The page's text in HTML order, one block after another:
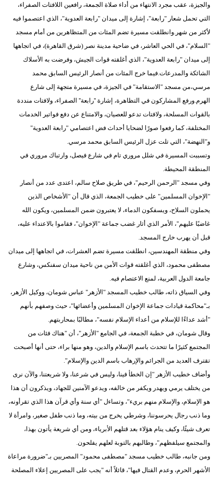
وتكنولوجيا
بيئة
مدوَّنات
سيارات
والجيزة، عقب مجرد الانتهاء من أداء صلاة الجمعة، رافعين اللافتات الصفراء،
التي تحمل شعار "رابعة"، إشارة إلى ميدان "رابعة العدوية"، الذي اعتصموا فيه
لأكثر من شهر.وانطلقت مسيرة تضم المئات من المتظاهرين من أمام مسجد
"السلام"، في الحي العاشر، في ضاحية مدينة نصر (شرق القاهرة)، في اتجاهها
إلى ميدان "رابعة العدوية"، الذي أغلقته قوات الجيش، وفرضت به الأسلاك
الشائكة والمدرعات.فيما خرج المئات من أنصار الرئيس السابق محمد
مرسي،من مسجد "الاستقامة" في الجيزة، في مسيرة متجهة إلى شارع
الهرم.ورفع المشاركون في التظاهرة، إشارة ''رابعة'' الصفراء، ولافتات منددة
بالقوات المسلحة، ولافتات تدعو للعصيان، والامتناع عن دفع فواتير الخدمات
المختلفة، كما رفعوا صورًا لضحايا أحداث فض اعتصامي "رابعة العدوية"
و"النهضة"، التي تلت عزل الرئيس السابق محمد مرسي.
وتسببت المسيرة في شلل مروري تام في شارع فيصل، وارتباك مروري في
المنطقة المحيطة.
وفي مسجد "الرحمن الرحيم"، في طريق صلاح سالم، اعتدى عدد من أنصار
"الإخوان المسلمين" على خطيب الجمعة، الذي قال أن "الأشخاص الذين
يحملون السلاح، ويسفكون الدماء، لا يعتبرون ضمن المسلمين، ويكون الله
غاضبًا عليهم"، الأمر الذي أثار غضب جماعة "الإخوان"، فقاموا بالاعتداء عليه،
قبل أن يهرب خارج المسجد.
وفي منطقة المهندسين، انطلقت مسيرة تضم العشرات، في اتجاهها إلى ميدان
مصطفى محمود، الذي أغلقته قوات الأمن من ناحية ميدان سفنكس، وشارع
جامعة الدول العربية، لمنع الاعتصام فيه.
وفي السياق ذاته، طالب خطيب المسجد "الأزهر" عباس شومان، ووكيل الأزهر،
بـ"محاكمة قيادات جماعة الإخوان المسلمين وأعضائها"، حيث وصفهم بأنهم
"أشد عداءًا للإسلام من أعداء الإسلام نفسه"، مطالبًا بمحاربتهم.
وقال شومان، في خطبة الجمعة، في الجامع "الأزهر"، أن "هناك فئات من
المجتمع كثيرًا ما تتحدث باسم الإسلام والدين، وهو منها براء، حتى أنها أصبحت
تقترف العديد من الجرائم والإرهاب باسم الدين والإسلام".
وأضاف خطيب الأزهر "إن الخطأ فينا، وليس في شرعنا، ولا شريعتنا، والآن نرى
من يختلف يرمي ويهدر ويكفر من خالفه، ويدعو الآمنين للجهاد، ويذكرون أن هذا
هو الإسلام، والإسلام منهم بريء"، وتساءل "أي سنة وأي قرآن هذا الذي تقرأونه،
وما ذنب رجال يحرسوننا، وشرطي يخرج من بيته، وما ذنب طفل صغير، وامرأة لا
تعرف شيئًا، وكيف ينام هؤلاء بعد قتلهم الأبرياء، ومن أي شريعة يأتون بهذا،
والمجتمع سيلفظهم"، وطالبهم بالتوبة لعلهم يفلحون.
ومن جانبه، طالب خطيب مسجد "مصطفى محمود" المصريين بـ"ضرورة مراعاة
الأشهر الحرم، وعدم القتال فيها"، قائلاً أنه "يجب على المصريين إعلاء المصلحة